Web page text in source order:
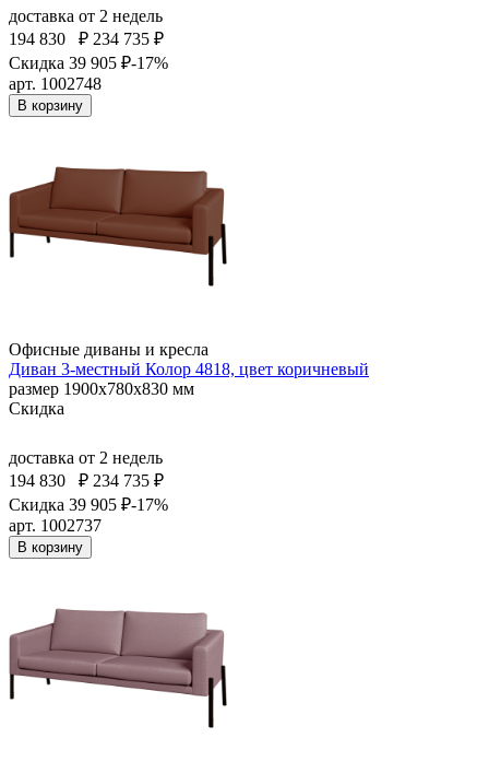
доставка от 2 недель
194 830
₽ 234 735 ₽
Скидка 39 905 ₽-17%
арт. 1002748
В корзину
Офисные диваны и кресла
Диван 3-местный Колор 4818, цвет коричневый
размер 1900х780х830 мм
Скидка
доставка от 2 недель
194 830
₽ 234 735 ₽
Скидка 39 905 ₽-17%
арт. 1002737
В корзину